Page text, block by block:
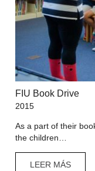
FIU Book Drive
2015
As a part of their
the children…
LEER MÁS